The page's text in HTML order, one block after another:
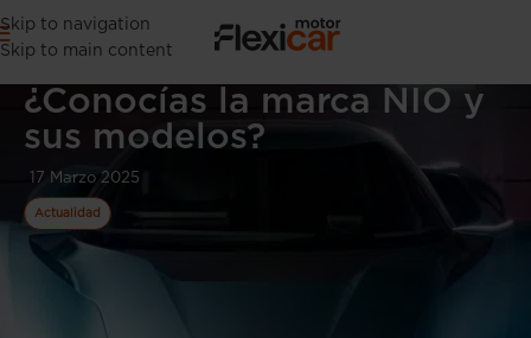
Skip to navigation
Skip to main content
¿Conocías la marca NIO y
sus modelos?
17 Marzo 2025
Actualidad